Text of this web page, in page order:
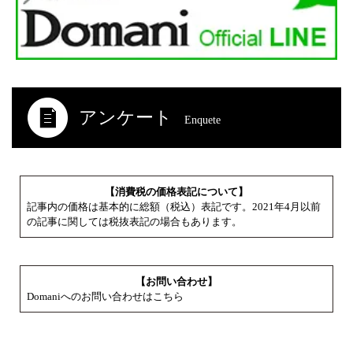
アンケート Enquete
【消費税の価格表記について】
記事内の価格は基本的に総額（税込）表記です。2021年4月以前
の記事に関しては税抜表記の場合もあります。
【お問い合わせ】
Domaniへのお問い合わせはこちら